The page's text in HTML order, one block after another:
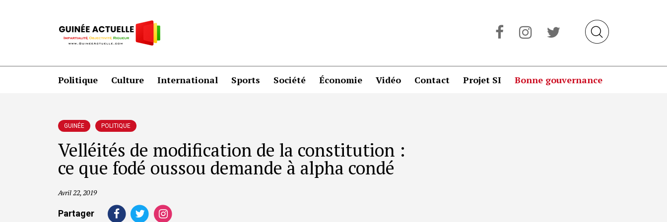
Politique Culture International Sports Société Économie Vidéo Contact Projet SI Bonne gouvernance
GUINÉE POLITIQUE
Velléités de modification de la constitution :
ce que fodé oussou demande à alpha condé
Avril 22, 2019
Partager